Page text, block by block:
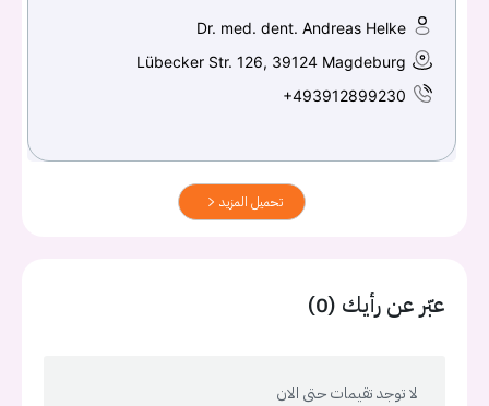
Dr. med. dent. Andreas Helke
Lübecker Str. 126, 39124 Magdeburg
+493912899230
تحميل المزيد
عبّر عن رأيك (0)
لا توجد تقيمات حتى الان